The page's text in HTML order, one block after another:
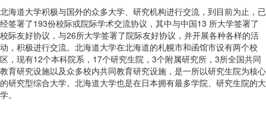
北海道大学积极与国外的众多大学、研究机构进行交流，到目前为止，已
经签署了193份校际或院际学术交流协议，其中与中国13 所大学签署了
校际友好协议，与26所大学签署了院际友好协议，并开展各种各样的活
动，积极进行交流。北海道大学在北海道的札幌市和函馆市设有两个校
区，现有12个本科院系，17个研究生院，3个附属研究所，3所全国共同
教育研究设施以及众多校内共同教育研究设施，是一所以研究生院为核心
的研究型综合大学。北海道大学也是在日本拥有最多学院、研究生院的大
学。